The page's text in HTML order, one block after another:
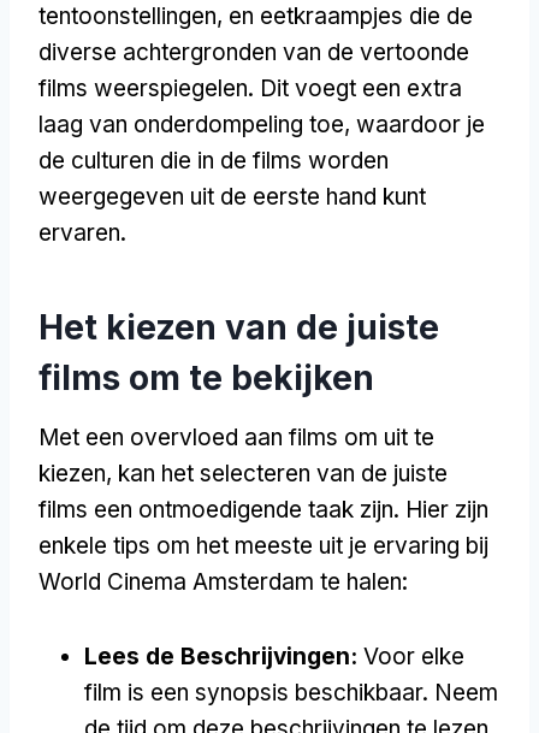
tentoonstellingen, en eetkraampjes die de
diverse achtergronden van de vertoonde
films weerspiegelen. Dit voegt een extra
laag van onderdompeling toe, waardoor je
de culturen die in de films worden
weergegeven uit de eerste hand kunt
ervaren.
Het kiezen van de juiste
films om te bekijken
Met een overvloed aan films om uit te
kiezen, kan het selecteren van de juiste
films een ontmoedigende taak zijn. Hier zijn
enkele tips om het meeste uit je ervaring bij
World Cinema Amsterdam te halen:
Lees de Beschrijvingen: Voor elke
film is een synopsis beschikbaar. Neem